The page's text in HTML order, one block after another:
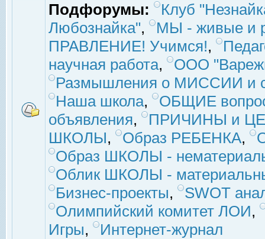
Подфорумы:
Клуб
Любознайка",
МЫ - живые и
ПРАВЛЕНИЕ! Учимся!,
научная работа,
ООО
Размышления о МИССИИ и
Наша школа,
ОБЩИЕ
объявления,
ПРИЧИНЫ и
ШКОЛЫ, Образ РЕБЕНКА,
Образ ШКОЛЫ -
Облик ШКОЛЫ -
Бизнес-проекты,
SWOT
Олимпийский комитет ЛОИ,
Игры, Интернет-журнал